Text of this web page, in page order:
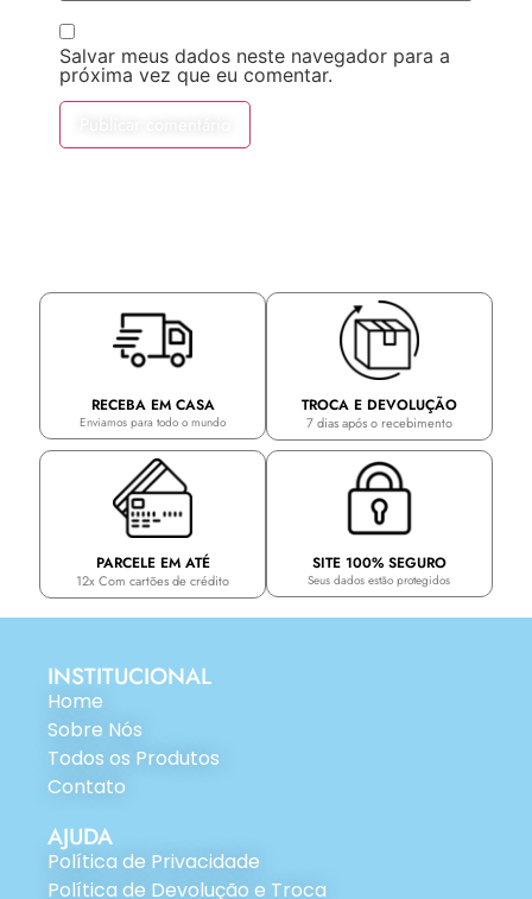
Salvar meus dados neste navegador para a
próxima vez que eu comentar.
RECEBA EM CASA
Enviamos para todo o mundo
TROCA E DEVOLUÇÃO
7 dias após o recebimento
PARCELE EM ATÉ
12x Com cartões de crédito
SITE 100% SEGURO
Seus dados estão protegidos
INSTITUCIONAL
Home
Sobre Nós
Todos os Produtos
Contato
AJUDA
Política de Privacidade
Política de Devolução e Troca